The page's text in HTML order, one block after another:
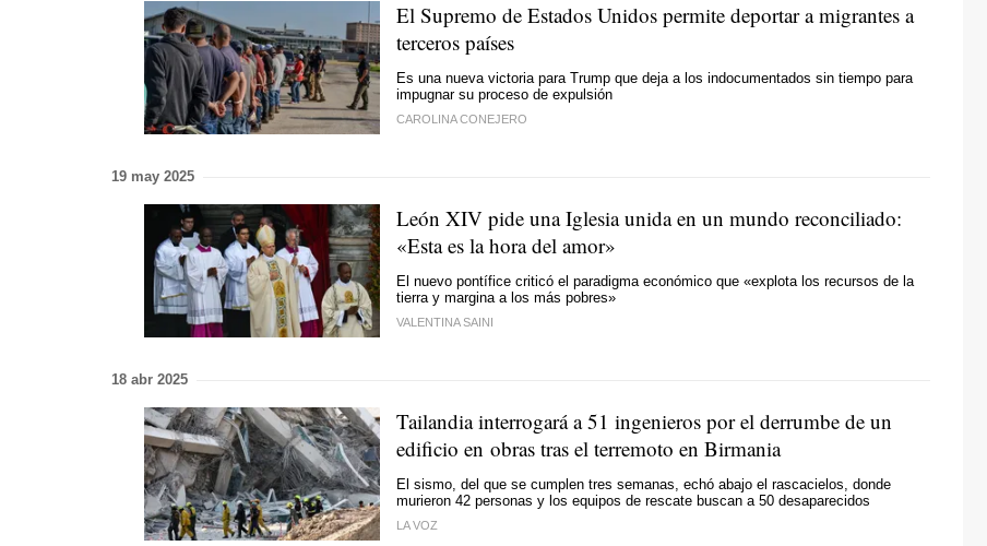
El Supremo de Estados Unidos permite deportar a migrantes a
terceros países
Es una nueva victoria para Trump que deja a los indocumentados sin tiempo para
impugnar su proceso de expulsión
CAROLINA CONEJERO
19 may 2025
León XIV pide una Iglesia unida en un mundo reconciliado:
«Esta es la hora del amor»
El nuevo pontífice criticó el paradigma económico que «explota los recursos de la
tierra y margina a los más pobres»
VALENTINA SAINI
18 abr 2025
Tailandia interrogará a 51 ingenieros por el derrumbe de un
edificio en obras tras el terremoto en Birmania
El sismo, del que se cumplen tres semanas, echó abajo el rascacielos, donde
murieron 42 personas y los equipos de rescate buscan a 50 desaparecidos
LA VOZ